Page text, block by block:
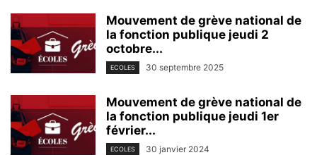
Mouvement de grève national de
la fonction publique jeudi 2
octobre...
ECOLES 30 septembre 2025
Mouvement de grève national de
la fonction publique jeudi 1er
février...
ECOLES 30 janvier 2024